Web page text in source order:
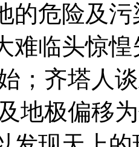
的危险及污
难临头惊惶
；齐塔人
地极偏移